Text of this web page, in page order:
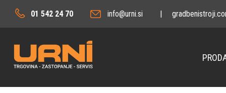
01 542 24 70 info@urni.si |